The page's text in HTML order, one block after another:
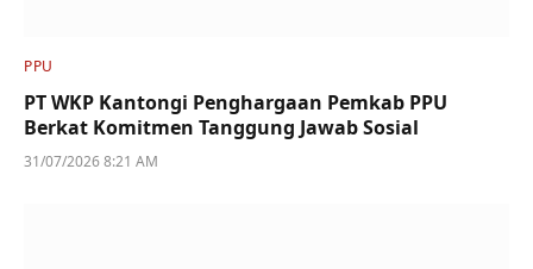
PPU
PT WKP Kantongi Penghargaan Pemkab PPU
Berkat Komitmen Tanggung Jawab Sosial
31/07/2026 8:21 AM